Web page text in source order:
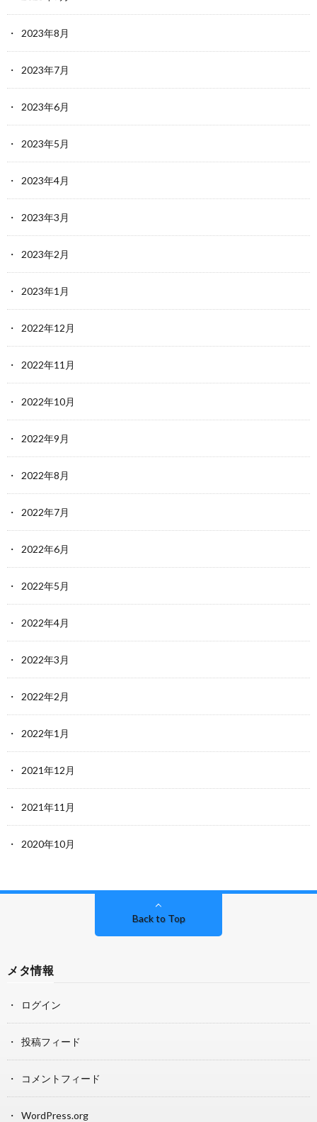
2023年8月
2023年7月
2023年6月
2023年5月
2023年4月
2023年3月
2023年2月
2023年1月
2022年12月
2022年11月
2022年10月
2022年9月
2022年8月
2022年7月
2022年6月
2022年5月
2022年4月
2022年3月
2022年2月
2022年1月
2021年12月
2021年11月
2020年10月
Back to Top
メタ情報
ログイン
投稿フィード
コメントフィード
WordPress.org